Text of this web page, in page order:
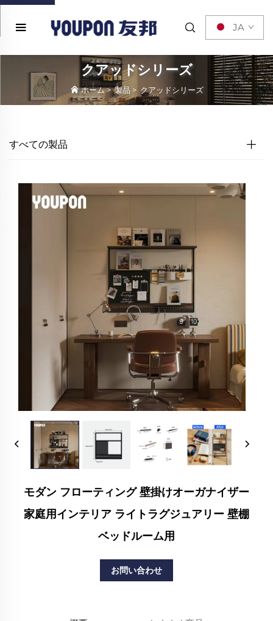
JA
クアッドシリーズ
ホーム>製品 > クアッドシリーズ
すべての製品
モダン フローティング 壁掛けオーガナイザー
家庭用インテリア ライトラグジュアリー 壁棚
ベッドルーム用
お問い合わせ